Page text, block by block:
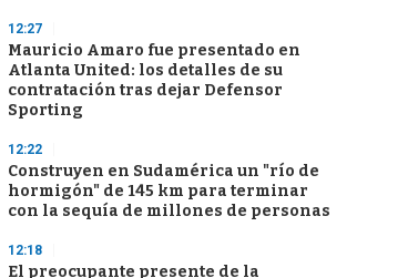
12:27
Mauricio Amaro fue presentado en
Atlanta United: los detalles de su
contratación tras dejar Defensor
Sporting
12:22
Construyen en Sudamérica un "río de
hormigón" de 145 km para terminar
con la sequía de millones de personas
12:18
El preocupante presente de la